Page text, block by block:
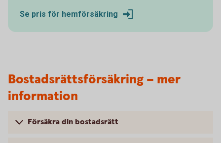
Se pris för hemförsäkring
Bostadsrättsförsäkring – mer
information
Försäkra din bostadsrätt